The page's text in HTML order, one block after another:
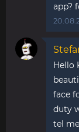
app?
Hello
face
duty
tel